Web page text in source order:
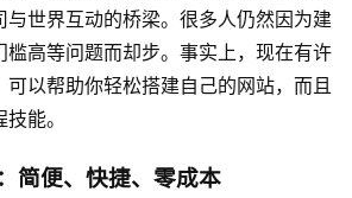
与世界互动的桥梁。很多人仍然因为建
槛高等问题而却步。事实上，现在有许
可以帮助你轻松搭建自己的网站，而且
能。
简便、快捷、零成本